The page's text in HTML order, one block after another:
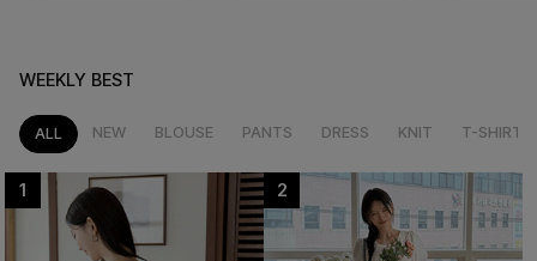
WEEKLY BEST
ALL NEW BLOUSE PANTS DRESS KNIT T-SHIRT